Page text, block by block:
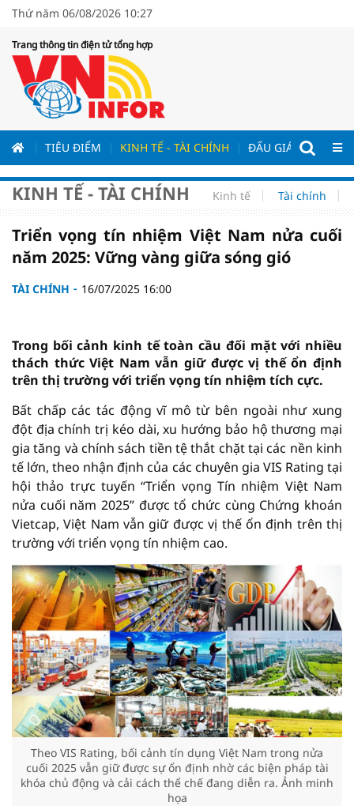
Thứ năm 06/08/2026 10:27
Trang thông tin điện tử tổng hợp
TIÊU ĐIỂM KINH TẾ - TÀI CHÍNH ĐẤU GIÁ - ĐẤU
KINH TẾ - TÀI CHÍNH Kinh tế Tài chính
Triển vọng tín nhiệm Việt Nam nửa cuối
năm 2025: Vững vàng giữa sóng gió
TÀI CHÍNH 16/07/2025 16:00
Trong bối cảnh kinh tế toàn cầu đối mặt với nhiều
thách thức Việt Nam vẫn giữ được vị thế ổn định
trên thị trường với triển vọng tín nhiệm tích cực.
Bất chấp các tác động vĩ mô từ bên ngoài như xung
đột địa chính trị kéo dài, xu hướng bảo hộ thương mại
gia tăng và chính sách tiền tệ thắt chặt tại các nền kinh
tế lớn, theo nhận định của các chuyên gia VIS Rating tại
hội thảo trực tuyến “Triển vọng Tín nhiệm Việt Nam
nửa cuối năm 2025” được tổ chức cùng Chứng khoán
Vietcap, Việt Nam vẫn giữ được vị thế ổn định trên thị
trường với triển vọng tín nhiệm cao.
Theo VIS Rating, bối cảnh tín dụng Việt Nam trong nửa
cuối 2025 vẫn giữ được sự ổn định nhờ các biện pháp tài
khóa chủ động và cải cách thể chế đang diễn ra. Ảnh minh
họa